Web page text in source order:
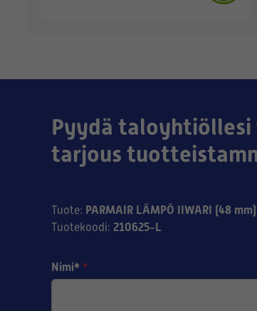
Pyydä
tarjous
Tuote: PARMAIR LÄMPÖ IIWARI (48
Tuotekoodi: 210625-L
Nimi* *